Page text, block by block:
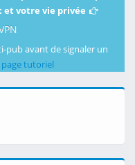
votre vie privée
pub avant de signaler un
tutoriel